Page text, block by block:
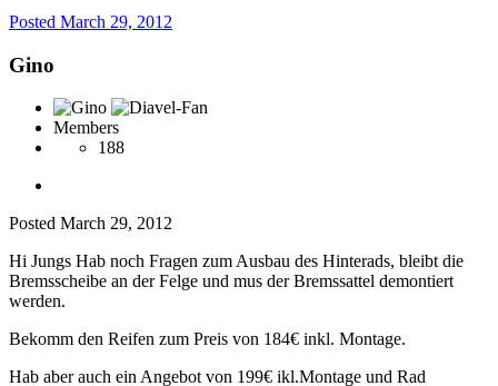
Posted March 29, 2012
Gino
Members
188
Posted March 29, 2012
Hi Jungs Hab noch Fragen zum Ausbau des Hinterads, bleibt die
Bremsscheibe an der Felge und mus der Bremssattel demontiert
werden.
Bekomm den Reifen zum Preis von 184€ inkl. Montage.
Hab aber auch ein Angebot von 199€ ikl.Montage und Rad